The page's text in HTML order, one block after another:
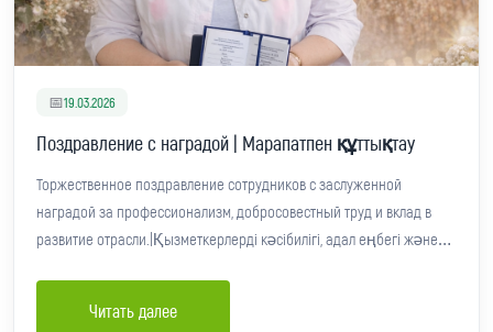
📅19.03.2026
Поздравление с наградой | Марапатпен құттықтау
Торжественное поздравление сотрудников с заслуженной
наградой за профессионализм, добросовестный труд и вклад в
развитие отрасли.|Қызметкерлерді кәсібилігі, адал еңбегі және
Читать далее